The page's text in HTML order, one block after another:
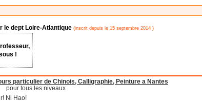
le dept Loire-Atlantique (inscrit depuis le 15 septembre 2014 )
!
particulier de Chinois, Calligraphie, Peinture a Nantes
pour tous les niveaux
Ni Hao!